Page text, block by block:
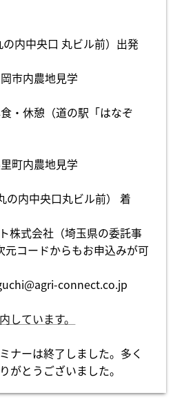
内中央口 丸ビル前）出発
市内農地見学
・休憩（道の駅「はなぞ
町内農地見学
の内中央口丸ビル前） 着
株式会社（埼玉県の委託事
コードからもお申込みが可
connect.co.jp
しています。
ナーは終了しました。多く
がとうございました。